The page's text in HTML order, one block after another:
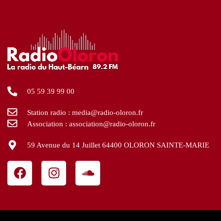
05 59 39 99 00
Station radio : media@radio-oloron.fr
Association : association@radio-oloron.fr
59 Avenue du 14 Juillet 64400 OLORON SAINTE-MARIE